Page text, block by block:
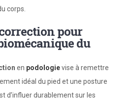
corps.
pour
du
en podologievise à remettre
idéal du pied et une posture
d’influer durablement sur les